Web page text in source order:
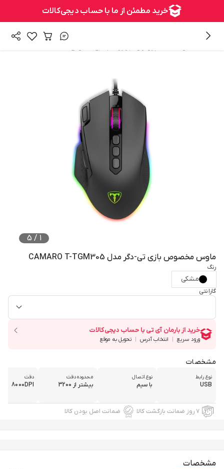
1
/
5
ماوس مخصوص بازی تی-دگر مدل CAMARO T-TGM305
رنگ
مشکی
گارانتی
مشخصات
نوع رابط
USB
نوع اتصال
با سیم
محدوده دقت
بیشتر از 3200
دقت
8000DPI
۷ روز ضمانت بازگشت کالا ضمانت اصل بودن کالا
مشخصات